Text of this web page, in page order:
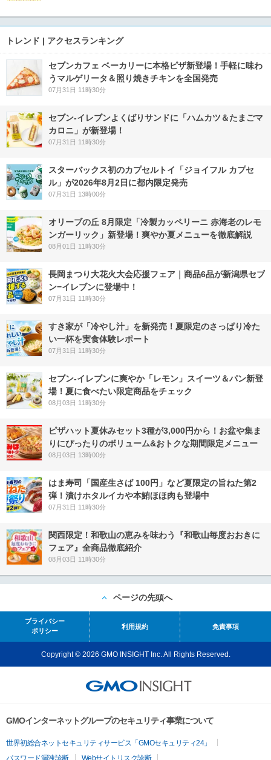
トレンド | アクセスランキング
セブンカフェ ベーカリーに本格ピザ新登場！手軽に味わ
うマルゲリータ＆照り焼きチキンを全国発売
07月31日 11時30分
セブン‐イレブンよくばりサンドに「ハムカツ＆たまごマ
カロニ」が新登場！
07月31日 11時30分
スターバックス初のカプセルトイ「ジョイフル カプセ
ル」が2026年8月2日に都内限定発売
07月31日 13時00分
オリーブの丘 8月限定「冷製カッペリーニ 赤海老のレモ
ンガーリック」新登場！爽やか夏メニューを徹底解説
08月01日 11時30分
長岡まつり大花火大会応援フェア｜商品6品が新潟県セブ
ン−イレブンに登場中！
07月31日 11時30分
すき家が「冷やし汁」を新発売！夏限定のさっぱり冷た
い一杯を実食体験レポート
07月31日 11時30分
セブン‐イレブンに爽やか「レモン」スイーツ＆パン新登
場！夏に食べたい限定商品をチェック
08月03日 11時30分
ピザハット夏休みセット3種が3,000円から！お盆や集ま
りにぴったりのボリューム&おトクな期間限定メニュー
08月03日 13時00分
はま寿司「国産生さば 100円」など夏限定の旨ねた第2
弾！漬けホタルイカや本鮪ほほ肉も登場中
07月31日 11時30分
関西限定！和歌山の恵みを味わう『和歌山毎度おおきに
フェア』全商品徹底紹介
08月03日 11時30分
ページの先頭へ
プライバシー
ポリシー
利用規約 免責事項
Copyright © 2026 GMO INSIGHT Inc. All Rights Reserved.
GMOインターネットグループのセキュリティ事業について
世界初総合ネットセキュリティサービス「GMOセキュリティ24」